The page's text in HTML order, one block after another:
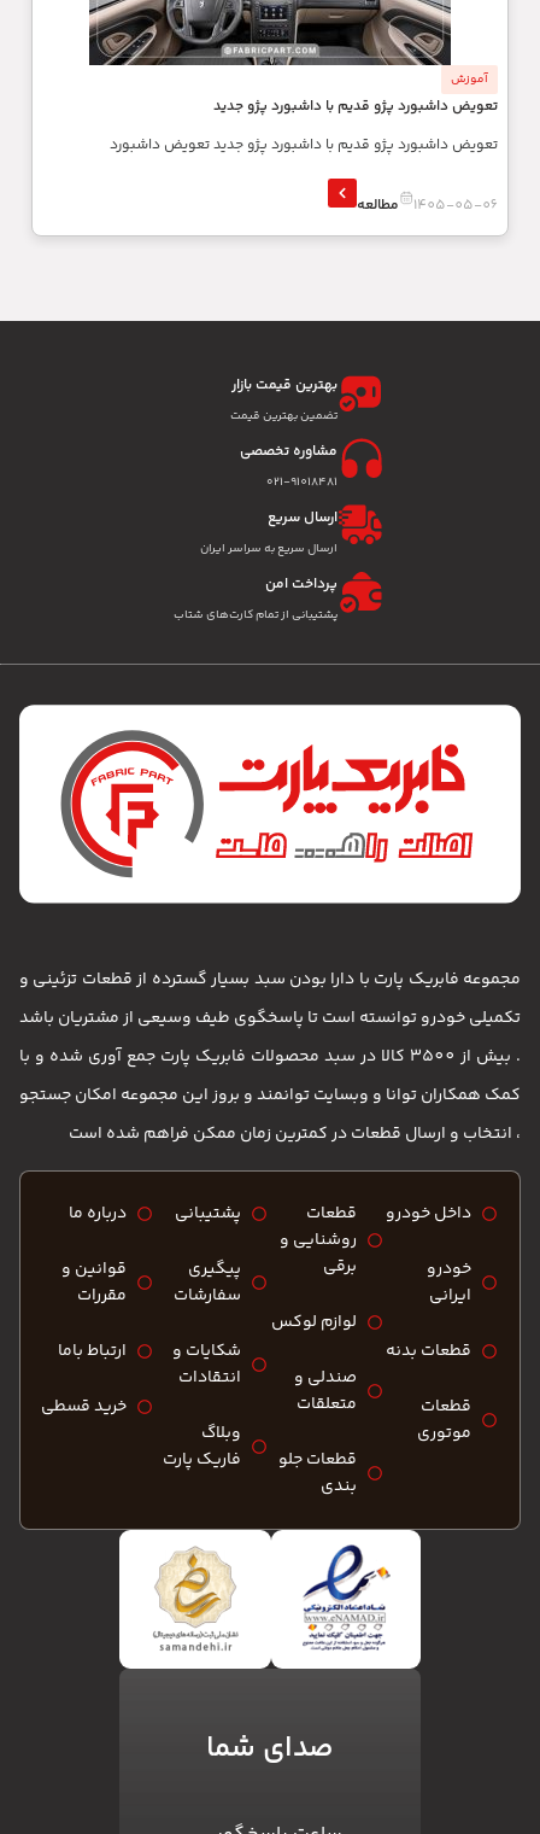
آموزش
تعویض داشبورد پژو قدیم با داشبورد پژو جدید
تعویض داشبورد پژو قدیم با داشبورد پژو جدید تعویض داشبورد
1405-05-06 مطالعه
بهترین قیمت بازار
تضمین بهترین قیمت
مشاوره تخصصی
۰۲۱-91018481
ارسال سریع
ارسال سریع به سراسر ایران
پرداخت امن
پشتیبانی از تمام کارت‌های شتاب
مجموعه فابریک پارت با دارا بودن سبد بسیار گسترده از قطعات تزئینی و
تکمیلی خودرو توانسته است تا پاسخگوی طیف وسیعی از مشتریان باشد
. بیش از 3500 کالا در سبد محصولات فابریک پارت جمع آوری شده و با
کمک همکاران توانا و وبسایت توانمند و بروز این مجموعه امکان جستجو
، انتخاب و ارسال قطعات در کمترین زمان ممکن فراهم شده است
داخل خودرو
خودرو
ایرانی
قطعات بدنه
قطعات
موتوری
قطعات
روشنایی و
برقی
لوازم لوکس
صندلی و
متعلقات
قطعات جلو
بندی
پشتیبانی
پیگیری
سفارشات
شکایات و
انتقادات
وبلاگ
فاریک پارت
درباره ما
قوانین و
مقررات
ارتباط باما
خرید قسطی
صدای شما